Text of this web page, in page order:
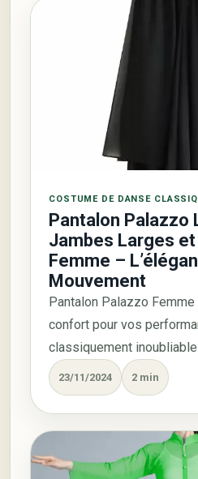
COSTUME DE DANSE
Pantalon Palazzo
Jambes Larges
Femme –
Mouvement
Pantalon Palazzo
confort pour vos
classiquement
23/11/2024 2 min